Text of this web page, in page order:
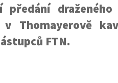
předání draženého
v Thomayerově
FTN.